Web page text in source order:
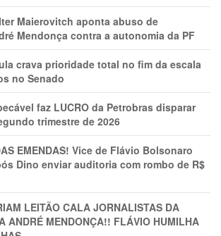
Maierovitch aponta abuso de
Mendonça contra a autonomia da PF
crava prioridade total no fim da escala
no Senado
faz LUCRO da Petrobras disparar
trimestre de 2026
EMENDAS! Vice de Flávio Bolsonaro
Dino enviar auditoria com rombo de R$
LEITÃO CALA JORNALISTAS DA
ANDRÉ MENDONÇA!! FLÁVIO HUMILHA